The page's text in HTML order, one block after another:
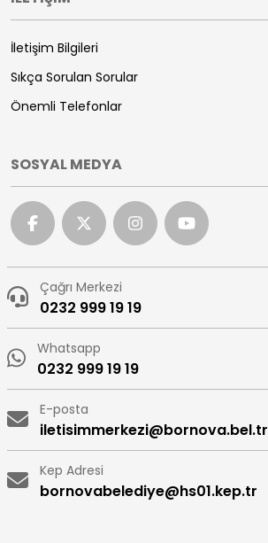
İletişim Bilgileri
Sıkça Sorulan Sorular
Önemli Telefonlar
SOSYAL MEDYA
Çağrı Merkezi
0232 999 19 19
Whatsapp
0232 999 19 19
E-posta
iletisimmerkezi@bornova.bel.tr
Kep Adresi
bornovabelediye@hs01.kep.tr